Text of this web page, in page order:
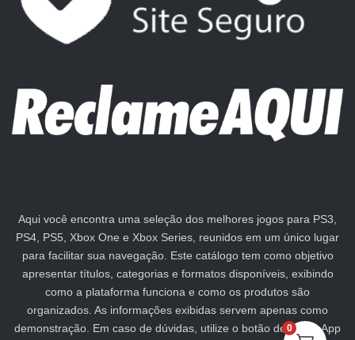
Aqui você encontra uma seleção dos melhores jogos para PS3,
PS4, PS5, Xbox One e Xbox Series, reunidos em um único lugar
para facilitar sua navegação. Este catálogo tem como objetivo
apresentar títulos, categorias e formatos disponíveis, exibindo
como a plataforma funciona e como os produtos são
organizados. As informações exibidas servem apenas como
demonstração. Em caso de dúvidas, utilize o botão de WhatsApp
0